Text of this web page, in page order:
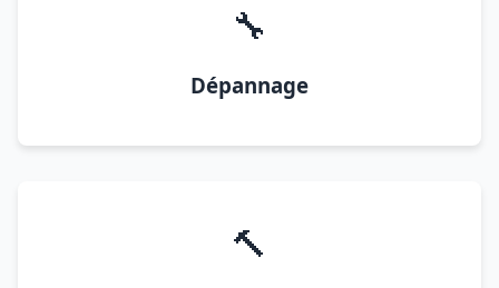
🔧
Dépannage
🔨